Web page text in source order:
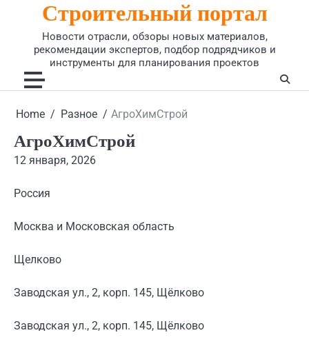
Строительный портал
Новости отрасли, обзоры новых материалов,
рекомендации экспертов, подбор подрядчиков и
инструменты для планирования проектов
Home Разное АгроХимСтрой
АгроХимСтрой
12 января, 2026
Россия
Москва и Московская область
Щелково
Заводская ул., 2, корп. 145, Щёлково
Заводская ул., 2, корп. 145, Щёлково